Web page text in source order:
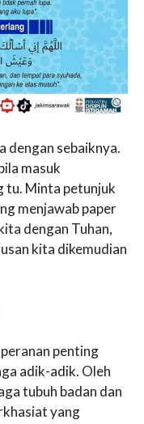
dengan sebaiknya.
masuk
tu. Minta petunjuk
menjawab paper
dengan Tuhan,
kita dikemudian
penting
adik-adik. Oleh
tubuh badan dan
yang